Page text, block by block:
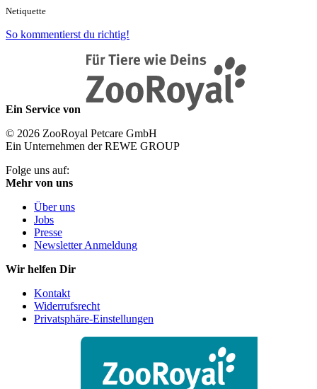
Netiquette
So kommentierst du richtig!
Ein Service von
© 2026 ZooRoyal Petcare GmbH
Ein Unternehmen der REWE GROUP
Folge uns auf:
Mehr von uns
Über uns
Jobs
Presse
Newsletter Anmeldung
Wir helfen Dir
Kontakt
Widerrufsrecht
Privatsphäre-Einstellungen